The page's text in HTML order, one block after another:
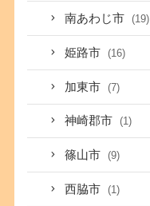
南あわじ市 (19)
姫路市 (16)
加東市 (7)
神崎郡市 (1)
篠山市 (9)
西脇市 (1)